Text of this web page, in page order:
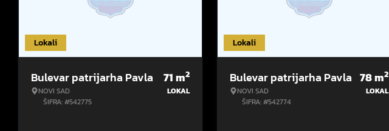
Lokali
Bulevar patrijarha Pavla
NOVI SAD
ŠIFRA: #542775
71m2
LOKAL
Lokali
Bulevar patrijarha Pavla
NOVI SAD
ŠIFRA: #542774
78m2
LOKAL